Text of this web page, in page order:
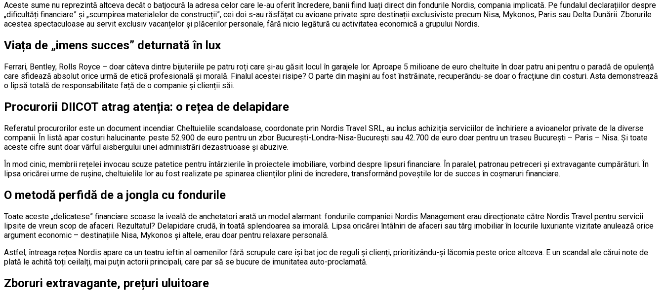
Aceste sume nu reprezintă altceva decât o batjocură la adresa celor care le-au oferit încredere, banii fiind luați direct din fondurile Nordis, compania implicată. Pe fundalul declarațiilor despre
„dificultăți financiare” și „scumpirea materialelor de construcții”, cei doi s-au răsfățat cu avioane private spre destinații exclusiviste precum Nisa, Mykonos, Paris sau Delta Dunării. Zborurile
acestea spectaculoase au servit exclusiv vacanțelor și plăcerilor personale, fără nicio legătură cu activitatea economică a grupului Nordis.
Viața de „imens succes” deturnată în lux
Ferrari, Bentley, Rolls Royce – doar câteva dintre bijuteriile pe patru roți care și-au găsit locul în garajele lor. Aproape 5 milioane de euro cheltuite în doar patru ani pentru o paradă de opulență
care sfidează absolut orice urmă de etică profesională și morală. Finalul acestei risipe? O parte din mașini au fost înstrăinate, recuperându-se doar o fracțiune din costuri. Asta demonstrează
o lipsă totală de responsabilitate față de o companie și clienții săi.
Procurorii DIICOT atrag atenția: o rețea de delapidare
Referatul procurorilor este un document incendiar. Cheltuielile scandaloase, coordonate prin Nordis Travel SRL, au inclus achiziția serviciilor de închiriere a avioanelor private de la diverse
companii. În listă apar costuri halucinante: peste 52.900 de euro pentru un zbor București-Londra-Nisa-București sau 42.700 de euro doar pentru un traseu București – Paris – Nisa. Și toate
aceste cifre sunt doar vârful aisbergului unei administrări dezastruoase și abuzive.
În mod cinic, membrii rețelei invocau scuze patetice pentru întârzierile în proiectele imobiliare, vorbind despre lipsuri financiare. În paralel, patronau petreceri și extravagante cumpărături. În
lipsa oricărei urme de rușine, cheltuielile lor au fost realizate pe spinarea clienților plini de încredere, transformând poveștile lor de succes în coșmaruri financiare.
O metodă perfidă de a jongla cu fondurile
Toate aceste „delicatese” financiare scoase la iveală de anchetatori arată un model alarmant: fondurile companiei Nordis Management erau direcționate către Nordis Travel pentru servicii
lipsite de vreun scop de afaceri. Rezultatul? Delapidare crudă, în toată splendoarea sa imorală. Lipsa oricărei întâlniri de afaceri sau târg imobiliar în locurile luxuriante vizitate anulează orice
argument economic – destinațiile Nisa, Mykonos și altele, erau doar pentru relaxare personală.
Astfel, întreaga rețea Nordis apare ca un teatru ieftin al oamenilor fără scrupule care își bat joc de reguli și clienți, prioritizându-și lăcomia peste orice altceva. E un scandal ale cărui note de
plată le achită toți ceilalți, mai puțin actorii principali, care par să se bucure de imunitatea auto-proclamată.
Zboruri extravagante, prețuri uluitoare